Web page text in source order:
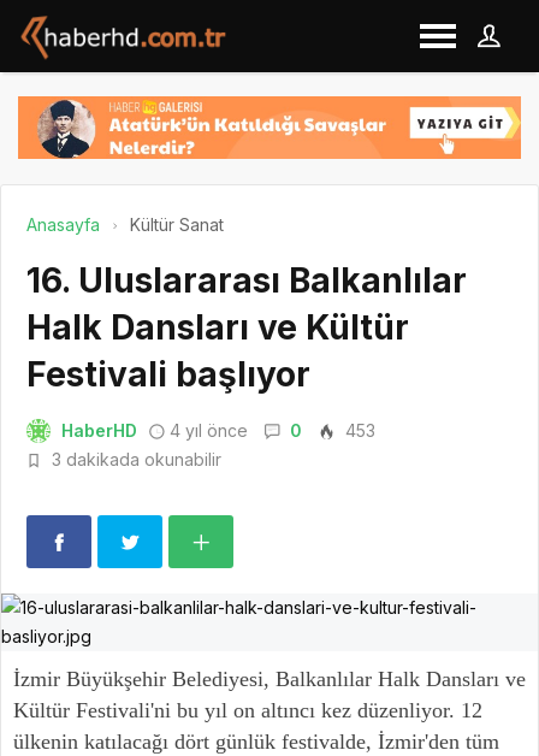
Anasayfa Kültür Sanat
16. Uluslararası Balkanlılar
Halk Dansları ve Kültür
Festivali başlıyor
HaberHD 4 yıl önce 0
453
3 dakikada okunabilir
İzmir Büyükşehir Belediyesi, Balkanlılar Halk Dansları ve
Kültür Festivali'ni bu yıl on altıncı kez düzenliyor. 12
ülkenin katılacağı dört günlük festivalde, İzmir'den tüm